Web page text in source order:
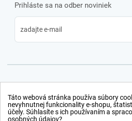
Prihláste sa na odber noviniek
Táto webová stránka používa súbory
nevyhnutnej funkcionality e-shopu,
účely. Súhlasíte s ich používaním a
osobných údajov?